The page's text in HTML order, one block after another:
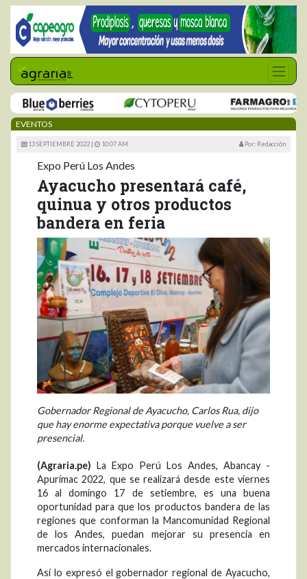
EVENTOS
13 SEPTIEMBRE 2022 | 10:07 AM Por: Redacción
Expo Perú Los Andes
Ayacucho presentará café,
quinua y otros productos
bandera en feria
Gobernador Regional de Ayacucho, Carlos Rua, dijo
que hay enorme expectativa porque vuelve a ser
presencial.
(Agraria.pe) La Expo Perú Los Andes, Abancay -
Apurímac 2022, que se realizará desde este viernes
16 al domingo 17 de setiembre, es una buena
oportunidad para que los productos bandera de las
regiones que conforman la Mancomunidad Regional
de los Andes, puedan mejorar su presencia en
mercados internacionales.
Así lo expresó el gobernador regional de Ayacucho,